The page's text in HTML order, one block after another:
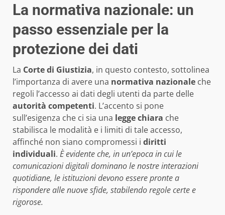
La normativa nazionale: un
passo essenziale per la
protezione dei dati
La Corte di Giustizia, in questo contesto, sottolinea
l’importanza di avere una normativa nazionale che
regoli l’accesso ai dati degli utenti da parte delle
autorità competenti. L’accento si pone
sull’esigenza che ci sia una legge chiara che
stabilisca le modalità e i limiti di tale accesso,
affinché non siano compromessi i diritti
individuali. È evidente che, in un’epoca in cui le
comunicazioni digitali dominano le nostre interazioni
quotidiane, le istituzioni devono essere pronte a
rispondere alle nuove sfide, stabilendo regole certe e
rigorose.